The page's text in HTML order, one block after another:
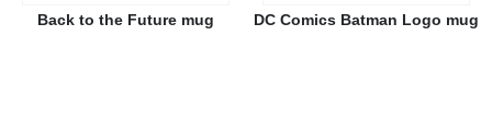
Back to the Future mug DC Comics Batman Logo mug